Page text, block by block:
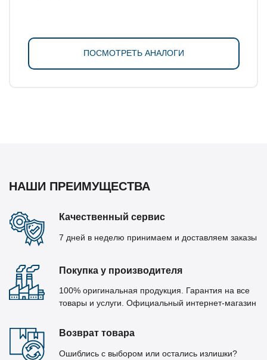
ПОСМОТРЕТЬ АНАЛОГИ
НАШИ ПРЕИМУЩЕСТВА
Качественный сервис
7 дней в неделю принимаем и доставляем заказы
Покупка у производителя
100% оригинальная продукция. Гарантия на все
товары и услуги. Официальный интернет-магазин
Возврат товара
Ошиблись с выбором или остались излишки?